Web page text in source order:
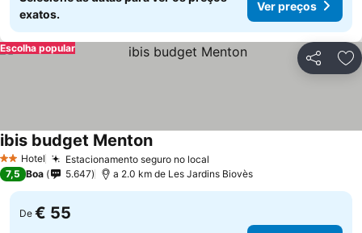
exatos.
Ver preços
Partilhar
Escolha popular
2 Estrelas
Hotel Estacionamento seguro no local
ibis budget Menton
7,5 Boa 5.647 a 2.0 km de Les Jardins Biovès
De € 55